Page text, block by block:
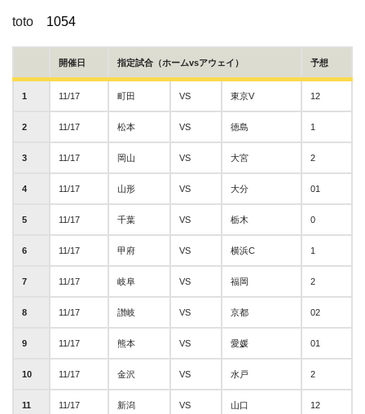
toto 1054
開催日 指定試合（ホームvsアウェイ） 予想
1 11/17 町田 VS 東京V 12
2 11/17 松本 VS 徳島 1
3 11/17 岡山 VS 大宮 2
4 11/17 山形 VS 大分 01
5 11/17 千葉 VS 栃木 0
6 11/17 甲府 VS 横浜C 1
7 11/17 岐阜 VS 福岡 2
8 11/17 讃岐 VS 京都 02
9 11/17 熊本 VS 愛媛 01
10 11/17 金沢 VS 水戸 2
11 11/17 新潟 VS 山口 12